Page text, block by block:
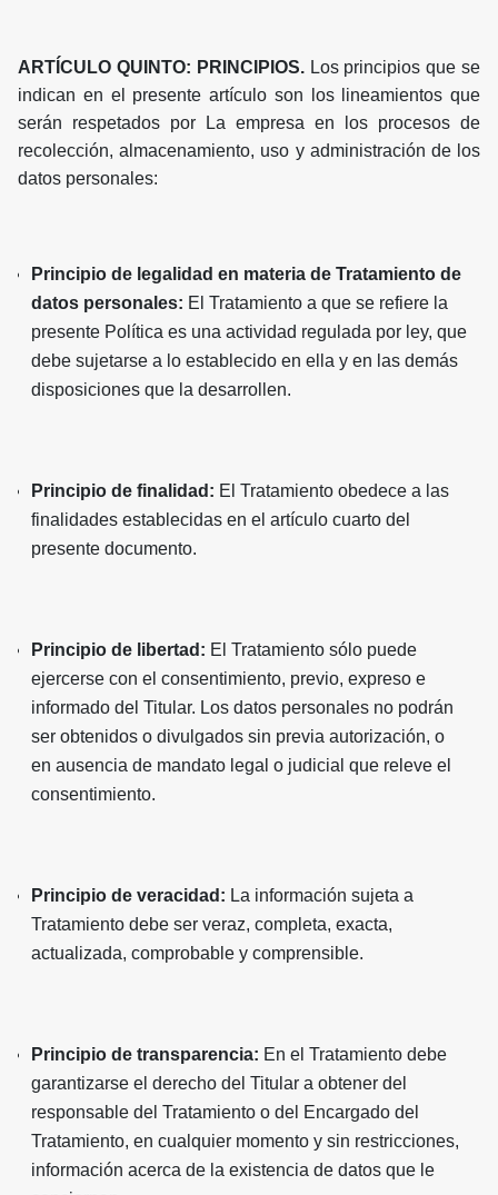
ARTÍCULO QUINTO: PRINCIPIOS.Los principios que se
indican en el presente artículo son los lineamientos que
serán respetados por La empresa en los procesos de
recolección, almacenamiento, uso y administración de los
datos personales:
Principio de legalidad en materia de Tratamiento de
datos personales: El Tratamiento a que se refiere la
presente Política es una actividad regulada por ley, que
debe sujetarse a lo establecido en ella y en las demás
disposiciones que la desarrollen.
Principio de finalidad: El Tratamiento obedece a las
finalidades establecidas en el artículo cuarto del
presente documento.
Principio de libertad: El Tratamiento sólo puede
ejercerse con el consentimiento, previo, expreso e
informado del Titular. Los datos personales no podrán
ser obtenidos o divulgados sin previa autorización, o
en ausencia de mandato legal o judicial que releve el
consentimiento.
Principio de veracidad: La información sujeta a
Tratamiento debe ser veraz, completa, exacta,
actualizada, comprobable y comprensible.
Principio de transparencia: En el Tratamiento debe
garantizarse el derecho del Titular a obtener del
responsable del Tratamiento o del Encargado del
Tratamiento, en cualquier momento y sin restricciones,
información acerca de la existencia de datos que le